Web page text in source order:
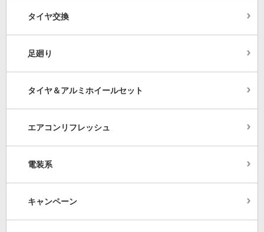
タイヤ交換
足廻り
タイヤ＆アルミホイールセット
エアコンリフレッシュ
電装系
キャンペーン